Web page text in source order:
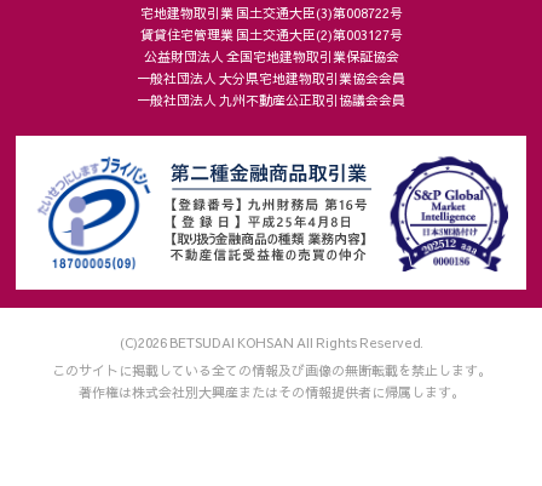
宅地建物取引業 国土交通大臣(3)第008722号
賃貸住宅管理業 国土交通大臣(2)第003127号
公益財団法人 全国宅地建物取引業保証協会
一般社団法人 大分県宅地建物取引業協会会員
一般社団法人 九州不動産公正取引協議会会員
(C)2026 BETSUDAI KOHSAN All Rights Reserved.
このサイトに掲載している全ての情報及び画像の無断転載を禁止します。
著作権は株式会社別大興産またはその情報提供者に帰属します。